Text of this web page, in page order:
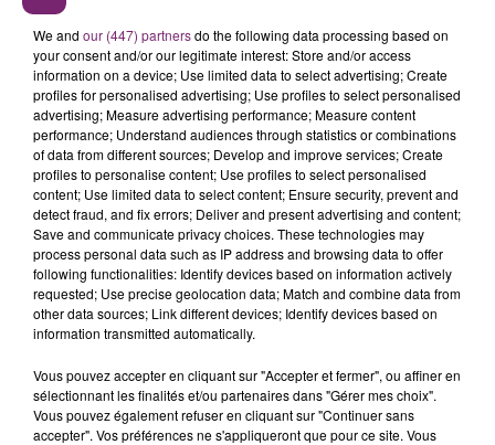
La Bulle - Guinguette éphémère
de Frelinghien !
We and our (447) partnersdo the following data processing based on
your consent and/or our legitimate interest: Store and/or access
information on a device; Use limited data to select advertising; Create
profiles for personalised advertising; Use profiles to select personalised
advertising; Measure advertising performance; Measure content
performance; Understand audiences through statistics or combinations
of data from different sources; Develop and improve services; Create
profiles to personalise content; Use profiles to select personalised
content; Use limited data to select content; Ensure security, prevent and
detect fraud, and fix errors; Deliver and present advertising and content;
Save and communicate privacy choices. These technologies may
process personal data such as IP address and browsing data to offer
following functionalities: Identify devices based on information actively
requested; Use precise geolocation data; Match and combine data from
other data sources; Link different devices; Identify devices based on
information transmitted automatically.
Vous pouvez accepter en cliquant sur "Accepter et fermer", ou affiner en
sélectionnant les finalités et/ou partenaires dans "Gérer mes choix".
Vous pouvez également refuser en cliquant sur "Continuer sans
accepter". Vos préférences ne s'appliqueront que pour ce site. Vous